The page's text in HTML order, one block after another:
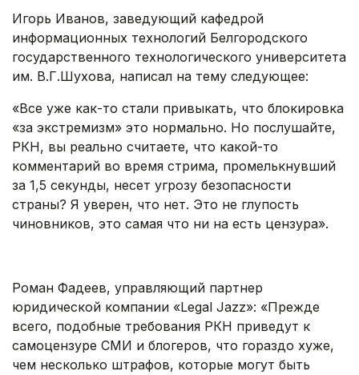
Игорь Иванов, заведующий кафедрой
информационных технологий Белгородского
государственного технологического университета
им. В.Г.Шухова, написал на тему следующее:
«Все уже как-то стали привыкать, что блокировка
«за экстремизм» это нормально. Но послушайте,
РКН, вы реально считаете, что какой-то
комментарий во время стрима, промелькнувший
за 1,5 секунды, несет угрозу безопасности
страны? Я уверен, что нет. Это не глупость
чиновников, это самая что ни на есть цензура».
Роман Фадеев, управляющий партнер
юридической компании «Legal Jazz»: «Прежде
всего, подобные требования РКН приведут к
самоцензуре СМИ и блогеров, что гораздо хуже,
чем несколько штрафов, которые могут быть